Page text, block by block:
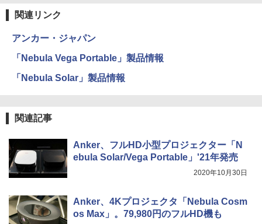
関連リンク
アンカー・ジャパン
「Nebula Vega Portable」製品情報
「Nebula Solar」製品情報
関連記事
Anker、フルHD小型プロジェクター「N
ebula Solar/Vega Portable」'21年発売
2020年10月30日
Anker、4Kプロジェクタ「Nebula Cosm
os Max」。79,980円のフルHD機も